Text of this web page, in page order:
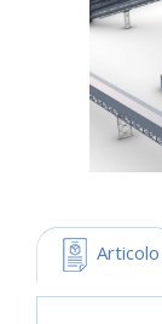
Articolo